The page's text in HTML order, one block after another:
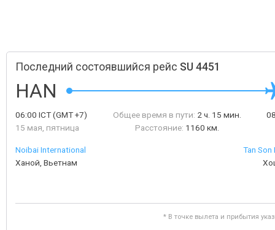
Последний состоявшийся рейс SU 4451
HAN
06:00 ICT(GMT +7)
15 мая, пятница
Общее время в пути: 2 ч. 15 мин.
Расстояние: 1160 км.
Noibai International
Ханой, Вьетнам
Tan
* В точке вылета и прибытия